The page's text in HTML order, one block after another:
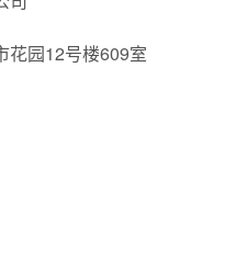
花园12号楼609室